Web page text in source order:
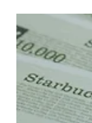
화 하프윙 작가인 이
신한 자리도 맘에 들었
를 볶아서 만들어서 그
페모카와 따뜻한 아
이 제대로 어우..